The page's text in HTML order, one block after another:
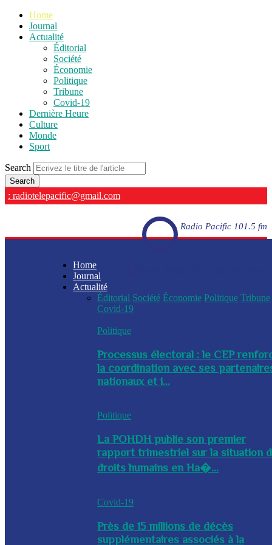
Home
Journal
Actualité
Éditorial
Société
Économie
Politique
Tribune
Covid-19
Dernière Heure
Culture
Monde
Sport
Search
: radiotelepacific@gmail.com
Radio Pacific 101.5 fm
Home
Journal
Actualité
Éditorial Société Économie Politique Tribune
Covid-19
Politique
Processus électoral : le CEP
la coordination avec ses
nationaux et i...
Politique
La POHDH publie son premier
rapport trimestriel sur la situation
droits humains en Ha�...
Covid-19
Près de 15 millions de décès
supplémentaires associés à la